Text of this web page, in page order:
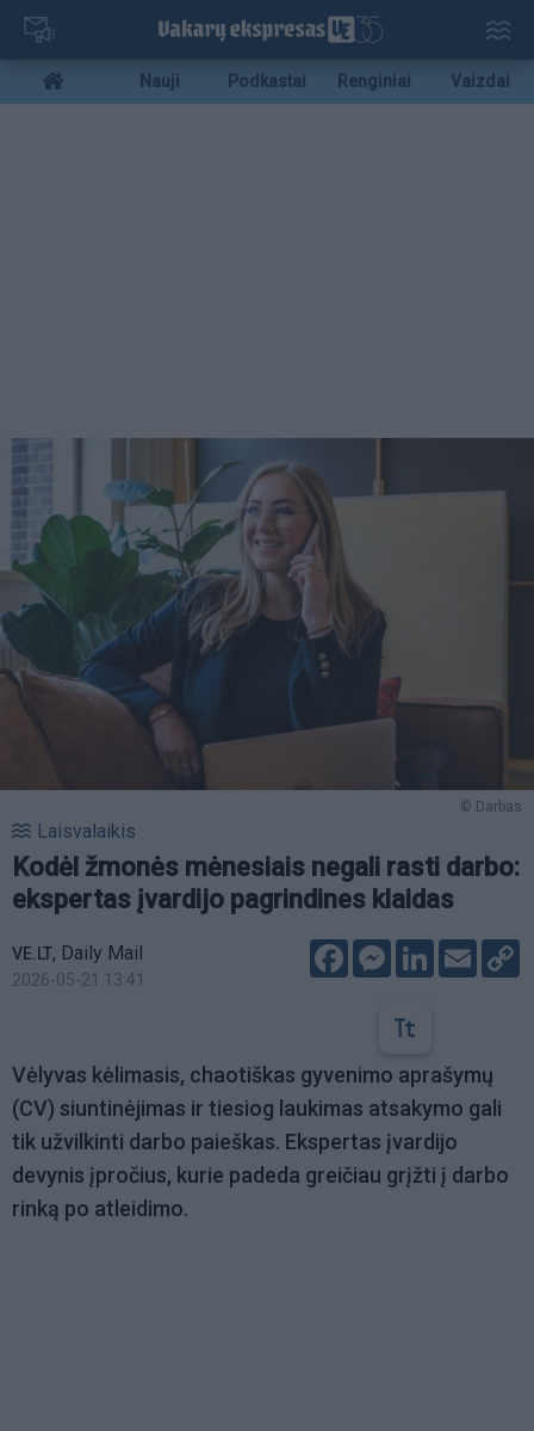
Pereiti
pagrindinį
turinį
Mobile
menu
Nauji Podkastai Renginiai Vaizdai
© Darbas
Laisvalaikis
Kodėl žmonės mėnesiais negali rasti darbo:
ekspertas įvardijo pagrindines klaidas
VE.LT, Daily Mail
2026-05-21 13:41
FacebookMessenger
LinkedIn
Email
Vėlyvas kėlimasis, chaotiškas gyvenimo aprašymų
(CV) siuntinėjimas ir tiesiog laukimas atsakymo gali
tik užvilkinti darbo paieškas. Ekspertas įvardijo
devynis įpročius, kurie padeda greičiau grįžti į darbo
rinką po atleidimo.